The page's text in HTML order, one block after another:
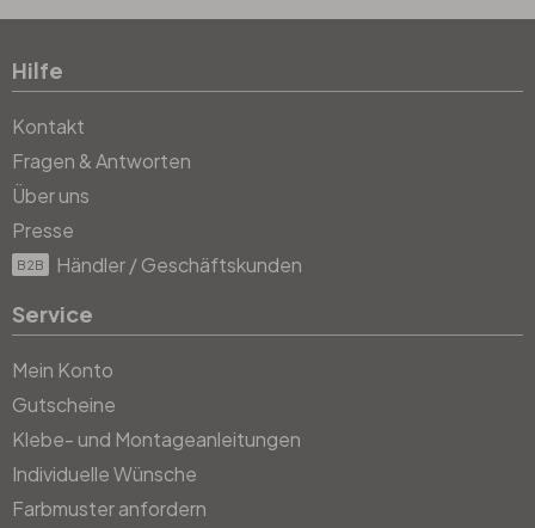
Hilfe
Kontakt
Fragen & Antworten
Über uns
Presse
B2B Händler / Geschäftskunden
Service
Mein Konto
Gutscheine
Klebe- und Montageanleitungen
Individuelle Wünsche
Farbmuster anfordern